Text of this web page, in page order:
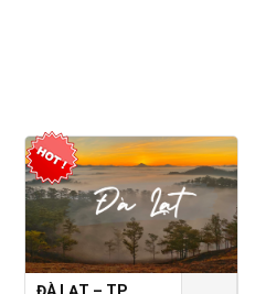
ĐÀ LẠT – TP.